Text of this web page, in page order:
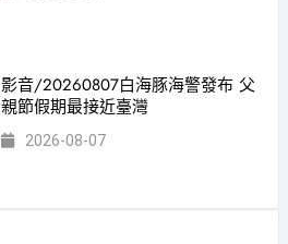
影音/20260807白海豚海警發布 父
親節假期最接近臺灣
2026-08-07